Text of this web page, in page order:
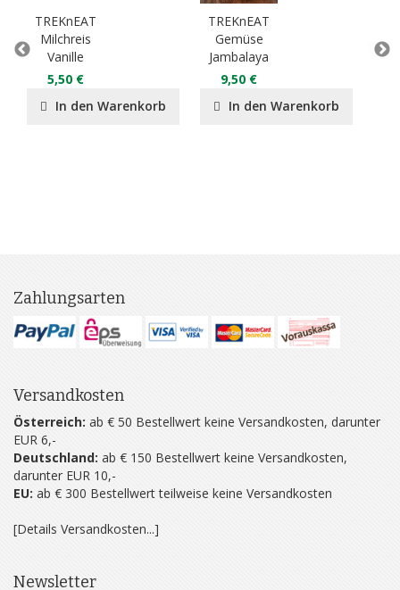
TREKnEAT
Milchreis
Vanille
5,50 €
In den Warenkorb
TREKnEAT
Gemüse
Jambalaya
9,50 €
In den Warenkorb
Zahlungsarten
Versandkosten
Österreich: ab € 50 Bestellwert keine Versandkosten, darunter
EUR 6,-
Deutschland: ab € 150 Bestellwert keine Versandkosten,
darunter EUR 10,-
EU: ab € 300 Bestellwert teilweise keine Versandkosten
[Details Versandkosten...]
Newsletter